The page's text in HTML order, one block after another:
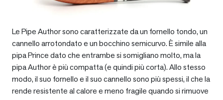
Le Pipe Author sono caratterizzate da un fornello tondo, un
cannello arrotondato e un bocchino semicurvo. È simile alla
pipa Prince dato che entrambe si somigliano molto, ma la
pipa Author è più compatta (e quindi più corta). Allo stesso
modo, il suo fornello e il suo cannello sono più spessi, il che la
rende resistente al calore e meno fragile quando si rimuove